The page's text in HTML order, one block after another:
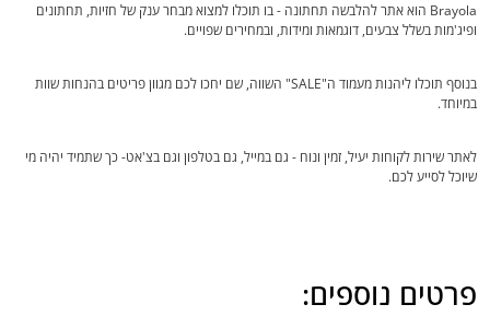
Brayola הוא אתר להלבשה תחתונה - בו תוכלו למצוא מבחר ענק של חזיות, תחתונים
ופיג'מות בשלל צבעים, דוגמאות ומידות, ובמחירים שפויים.
בנוסף תוכלו ליהנות מעמוד ה"SALE" השווה, שם יחכו לכם מגוון פריטים בהנחות שוות
במיוחד.
לאתר שירות לקוחות יעיל, זמין ונוח - גם במייל, גם בטלפון וגם בצ'אט- כך שתמיד יהיה מי
שיוכל לסייע לכם.
פרטים נוספים: